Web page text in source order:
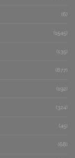
(6)
(1545)
(135)
(877)
(192)
(324)
(45)
(68)